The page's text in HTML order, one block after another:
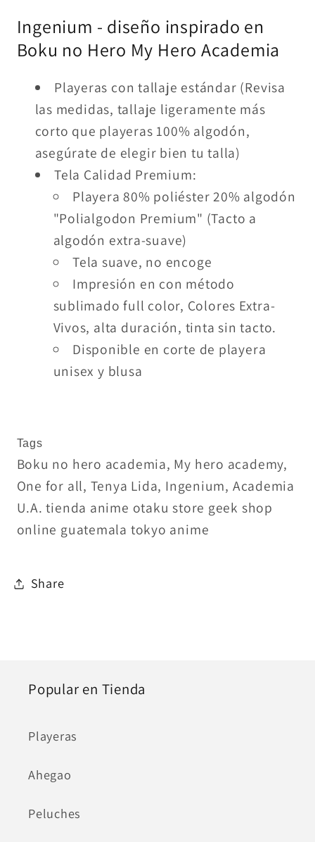
Ingenium - diseño inspirado en
Boku no Hero My Hero Academia
Playeras con tallaje estándar (Revisa
las medidas, tallaje ligeramente más
corto que playeras 100% algodón,
asegúrate de elegir bien tu talla)
Tela Calidad Premium:
Playera 80% poliéster 20% algodón
"Polialgodon Premium" (Tacto a
algodón extra-suave)
Tela suave, no encoge
Impresión en con método
sublimado full color, Colores Extra-
Vivos, alta duración, tinta sin tacto.
Disponible en corte de playera
unisex y blusa
Tags
Boku no hero academia, My hero academy,
One for all, Tenya Lida, Ingenium, Academia
U.A. tienda anime otaku store geek shop
online guatemala tokyo anime
Share
Popular en Tienda
Playeras
Ahegao
Peluches